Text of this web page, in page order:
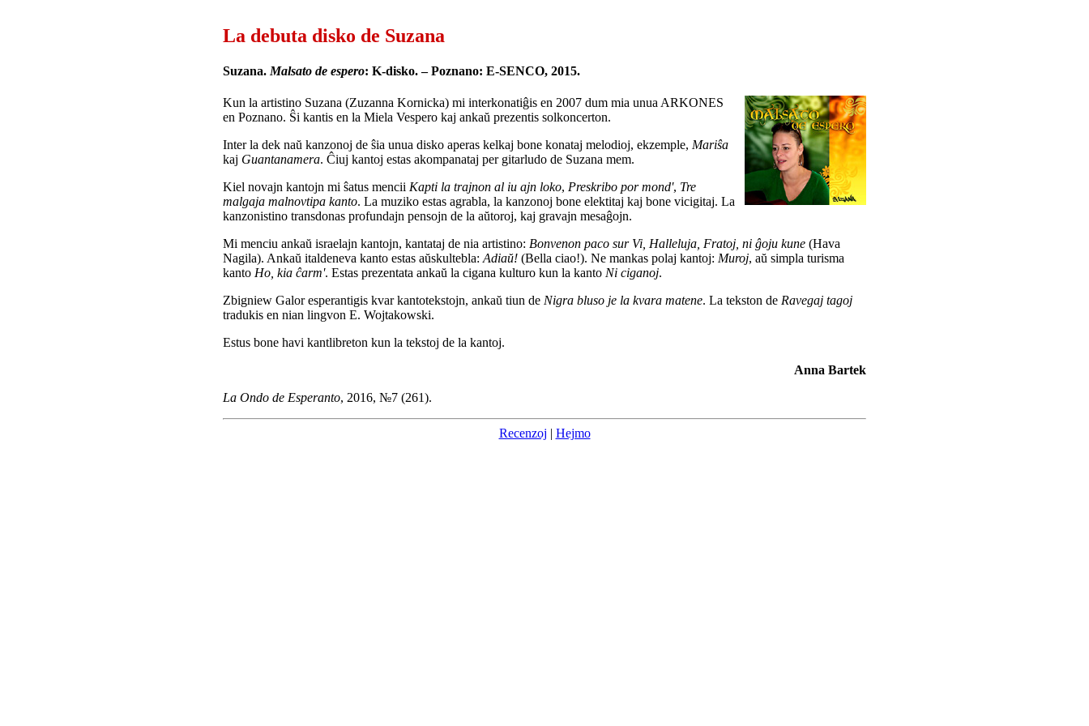
La debuta disko de Suzana
Suzana. Malsato de espero: K-disko. – Poznano: E-SENCO, 2015.
Kun la artistino Suzana (Zuzanna Kornicka) mi interkonatiĝis en 2007 dum mia unua ARKONES
en Poznano. Ŝi kantis en la Miela Vespero kaj ankaŭ prezentis solkoncerton.
Inter la dek naŭ kanzonoj de ŝia unua disko aperas kelkaj bone konataj melodioj, ekzemple, Mariŝa
kaj Guantanamera. Ĉiuj kantoj estas akompanataj per gitarludo de Suzana mem.
Kiel novajn kantojn mi ŝatus mencii Kapti la trajnon al iu ajn loko, Preskribo por mond', Tre
malgaja malnovtipa kanto. La muziko estas agrabla, la kanzonoj bone elektitaj kaj bone vicigitaj. La
kanzonistino transdonas profundajn pensojn de la aŭtoroj, kaj gravajn mesaĝojn.
Mi menciu ankaŭ israelajn kantojn, kantataj de nia artistino: Bonvenon paco sur Vi, Halleluja, Fratoj, ni ĝoju kune (Hava
Nagila). Ankaŭ italdeneva kanto estas aŭskultebla:Adiaŭ! (Bella ciao!). Ne mankas polaj kantoj: Muroj, aŭ simpla turisma
kanto Ho, kia ĉarm'. Estas prezentata ankaŭ la cigana kulturo kun la kanto Ni ciganoj.
Zbigniew Galor esperantigis kvar kantotekstojn, ankaŭ tiun de Nigra bluso je la kvara matene. La tekston de Ravegaj tagoj
tradukis en nian lingvon E. Wojtakowski.
Estus bone havi kantlibreton kun la tekstoj de la kantoj.
Anna Bartek
La Ondo de Esperanto, 2016, №7 (261).
Recenzoj | Hejmo